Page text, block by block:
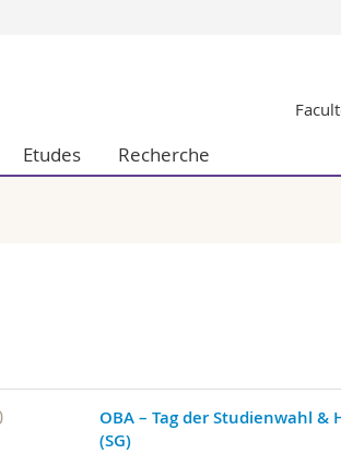
et management
Futurs
Chercheurs
Etudes Recherche
OBA – Tag der Studienwahl
(SG)